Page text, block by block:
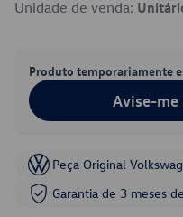
Unidade de venda:
Produto temporariamente
Avise-me
Peça Original
Garantia de 3 meses